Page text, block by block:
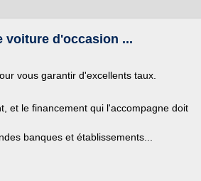
voiture d'occasion ...
vous garantir d'excellents taux.
et le financement qui l'accompagne doit
banques et établissements...